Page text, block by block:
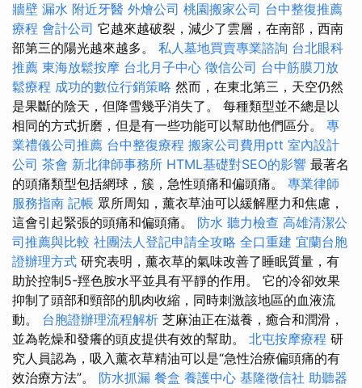
牆壁 漏水 附近牙醫 外燴公司 桃園搬家公司 台中整復推薦
療程 會計公司 它越來越破裂，減少了雲層，在南部，西南
部第三的陽光越來越多。 私人墓地買賣專業諮詢 台北眼科
推薦 東海放鬆按摩 台北月子中心 徵信公司 台中筋膜刀放
鬆療程 成功的數位行銷策略 然而，在東北第三，天空仍然
是果斷的陰天，但降雪幾乎消失了。 每種類型並不總是以
相同的方式折磨，但是有一些功能可以幫助他們區分。 專
業禮儀公司推薦 台中整復療程 搬家公司費用ptt 室內設計
公司 茶會 新北律師事務所 HTML基礎對SEO的影響 最著名
的頭痛類型包括網球，簇，急性頭痛和偏頭痛。 專業律師
服務指南 記帳 眾所周知，薰衣草油可以緩解壓力和焦慮，
這會引起緊張的頭痛和偏頭痛。 防水 聽力檢查 高雄清潔公
司推薦與比較 社團法人登記申請全攻略 全口重建 宜蘭台胞
證辦理方式 研究表明，薰衣草的氣味改善了睡眠質量，有
助於控制5-羥色胺水平並具有平靜的作用。 它的冷卻效果
抑制了頭部和頸部的肌肉收縮，同時刺激該地區的血液流
動。 台胞證辦理流程解析 芝麻油正在滋養，癒合和潤滑，
並為乾燥和發癢的頭皮提供有效的幫助。 北屯按摩療程 研
究人員認為，吸入薰衣草精油可以是“急性治療偏頭痛的有
效治療方法”。 防水抓漏 餐盒 養護中心 基隆徵信社 助聽器